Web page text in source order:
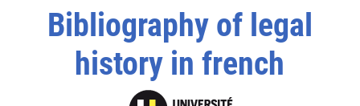
Bibliography of legal
history in french